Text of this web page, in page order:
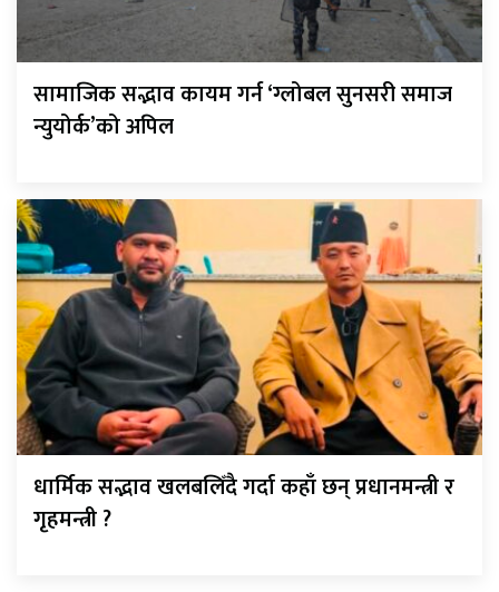
सामाजिक सद्भाव कायम गर्न ‘ग्लोबल सुनसरी समाज
न्युयोर्क’को अपिल
धार्मिक सद्भाव खलबलिँदै गर्दा कहाँ छन् प्रधानमन्त्री र
गृहमन्त्री ?